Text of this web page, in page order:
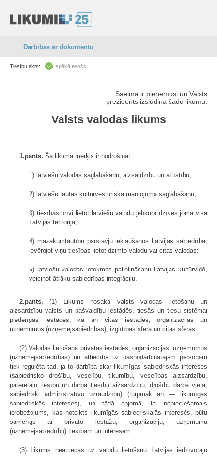
Darbības ar dokumentu
Tiesību akts: spēkā esošs
Saeima ir pieņēmusi un Valsts
prezidents izsludina šādu likumu:
Valsts valodas likums
1.pants. Šā likuma mērķis ir nodrošināt:
1) latviešu valodas saglabāšanu, aizsardzību un attīstību;
2) latviešu tautas kultūrvēsturiskā mantojuma saglabāšanu;
3) tiesības brīvi lietot latviešu valodu jebkurā dzīves jomā visā
Latvijas teritorijā;
4) mazākumtautību pārstāvju iekļaušanos Latvijas sabiedrībā,
ievērojot viņu tiesības lietot dzimto valodu vai citas valodas;
5) latviešu valodas ietekmes palielināšanu Latvijas kultūrvidē,
veicinot ātrāku sabiedrības integrāciju.
2.pants. (1) Likums nosaka valsts valodas lietošanu un
aizsardzību valsts un pašvaldību iestādēs, tiesās un tiesu sistēmai
piederīgās iestādēs, kā arī citās iestādēs, organizācijās un
uzņēmumos (uzņēmējsabiedrībās), izglītības sfērā un citās sfērās.
(2) Valodas lietošana privātās iestādēs, organizācijās, uzņēmumos
(uzņēmējsabiedrībās) un attiecībā uz pašnodarbinātajām personām
tiek regulēta tad, ja to darbība skar likumīgas sabiedriskās intereses
(sabiedrisko drošību, veselību, tikumību, veselības aizsardzību,
patērētāju tiesību un darba tiesību aizsardzību, drošību darba vietā,
sabiedriski administratīvo uzraudzību) (turpmāk arī — likumīgas
sabiedriskās intereses), un tādā apjomā, lai nepieciešamais
ierobežojums, kas noteikts likumīgās sabiedriskajās interesēs, būtu
samērīgs ar privāto iestāžu, organizāciju, uzņēmumu
(uzņēmējsabiedrību) tiesībām un interesēm.
(3) Likums neattiecas uz valodu lietošanu Latvijas iedzīvotāju